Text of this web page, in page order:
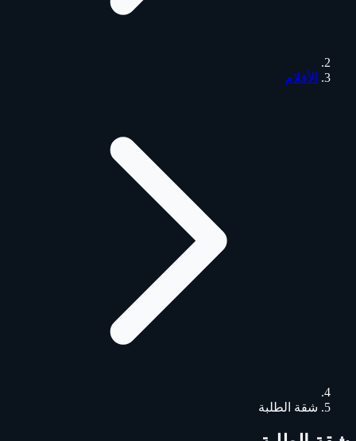
الأفلام
شقة الطلبة